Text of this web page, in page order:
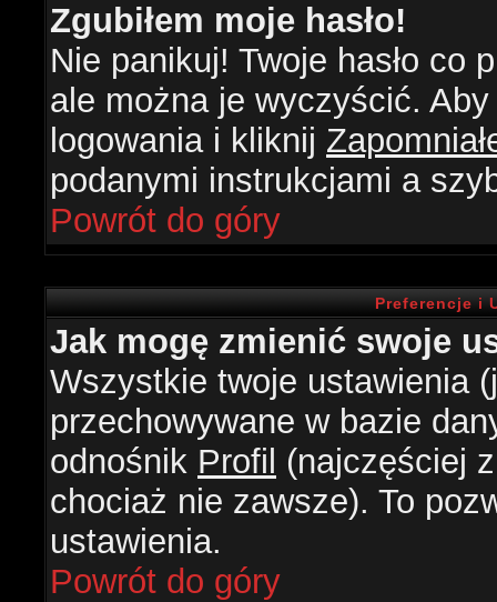
Zgubiłem moje hasło!
Nie panikuj! Twoje hasło co
ale można je wyczyścić.
logowania i kliknij
podanymi instrukcjami a
Powrót do góry
Preferencje i
Jak mogę zmienić swoje
Wszystkie twoje ustawienia
przechowywane w bazie
odnośnik Profil (najczęściej
chociaż nie zawsze). To
ustawienia.
Powrót do góry